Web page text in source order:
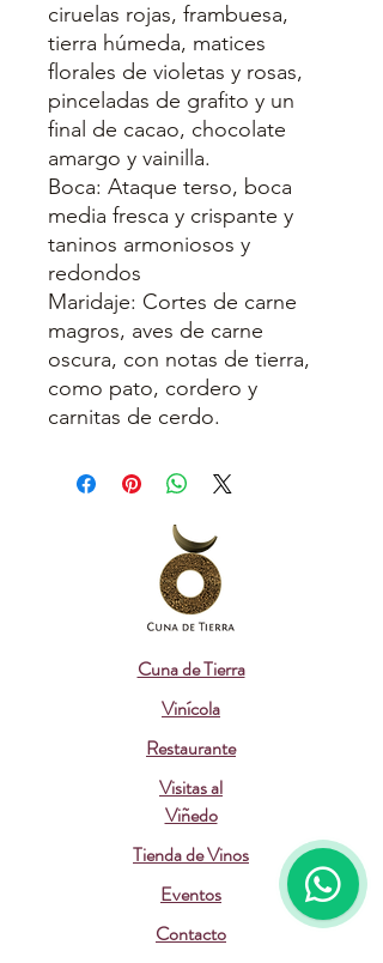
ciruelas rojas, frambuesa,
tierra húmeda, matices
florales de violetas y rosas,
pinceladas de grafito y un
final de cacao, chocolate
amargo y vainilla.
Boca: Ataque terso, boca
media fresca y crispante y
taninos armoniosos y
redondos
Maridaje: Cortes de carne
magros, aves de carne
oscura, con notas de tierra,
como pato, cordero y
carnitas de cerdo.
Cuna de Tierra
Vinícola
Restaurante
Visitas al
Viñedo
Tienda de Vinos
Eventos
Contacto